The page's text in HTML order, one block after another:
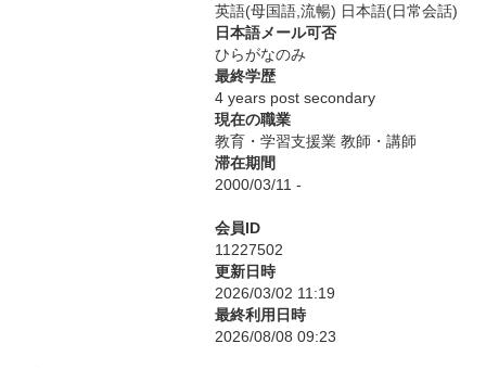
英語(母国語,流暢) 日本語(日常会話)
日本語メール可否
ひらがなのみ
最終学歴
4 years post secondary
現在の職業
教育・学習支援業 教師・講師
滞在期間
2000/03/11 -
会員ID
11227502
更新日時
2026/03/02 11:19
最終利用日時
2026/08/08 09:23